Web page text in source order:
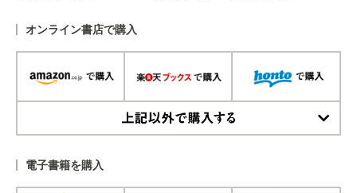
オンライン書店で購入
電子書籍を購入